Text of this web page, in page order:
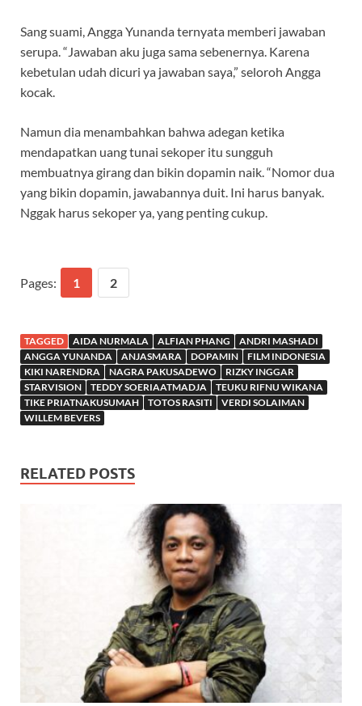
Sang suami, Angga Yunanda ternyata memberi jawaban
serupa. “Jawaban aku juga sama sebenernya. Karena
kebetulan udah dicuri ya jawaban saya,” seloroh Angga
kocak.
Namun dia menambahkan bahwa adegan ketika
mendapatkan uang tunai sekoper itu sungguh
membuatnya girang dan bikin dopamin naik. “Nomor dua
yang bikin dopamin, jawabannya duit. Ini harus banyak.
Nggak harus sekoper ya, yang penting cukup.
Pages: 1 2
TAGGED AIDA NURMALA ALFIAN PHANG
ANDRI MASHADI
ANGGA YUNANDA
ANJASMARA DOPAMIN
FILM INDONESIA
KIKI NARENDRA
NAGRA PAKUSADEWO
RIZKY INGGAR
STARVISION
TEDDY SOERIAATMADJA
TEUKU RIFNU WIKANA
TIKE PRIATNAKUSUMAH
TOTOS RASITI
VERDI SOLAIMAN
WILLEM BEVERS
RELATED POSTS